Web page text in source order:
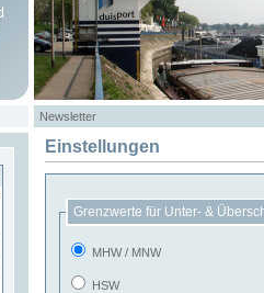
Newsletter
Einstellungen
Grenzwerte für Unter- &
MHW / MNW
HSW